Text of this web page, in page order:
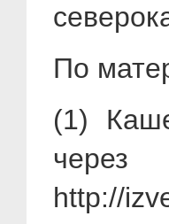
По
(1)
http://